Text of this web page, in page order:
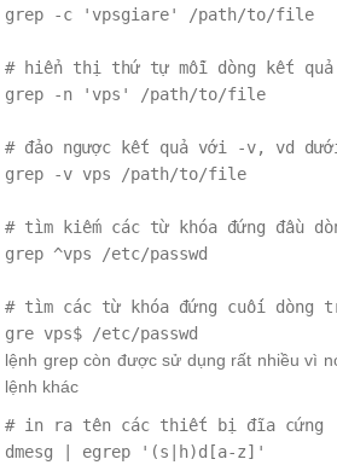
grep -c 'vpsgiare' /path/to/file
# hiển thị thứ tự mỗi dòng kết
grep -n 'vps' /path/to/file
# đảo ngược kết quả với -v, vd
grep -v vps /path/to/file
# tìm kiếm các từ khóa đứng đầu
grep ^vps /etc/passwd
# tìm các từ khóa đứng cuối dòng
lệnh grep còn được sử dụng rất nhiều vì
lệnh khác
# in ra tên các thiết bị đĩa cứng
dmesg | egrep '(s|h)d[a-z]'